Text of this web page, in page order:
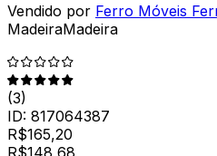
Vendido por Ferro Móveis
MadeiraMadeira
(3)
ID: 817064387
R$165,20
R$148,68